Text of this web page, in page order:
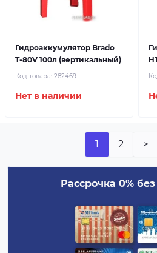
Гидроаккумулятор Brado
T-80V 100л (вертикальный)
Код товара: 282469
Нет в наличии
1 2 >
Рассрочка 0%